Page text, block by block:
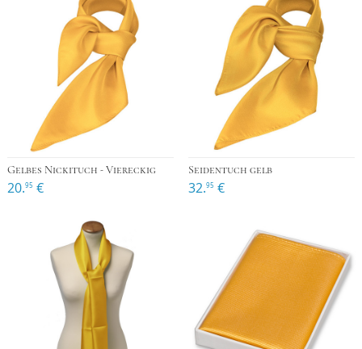
Gelbes Nickituch - Viereckig
20.95 €
Seidentuch gelb
32.95 €